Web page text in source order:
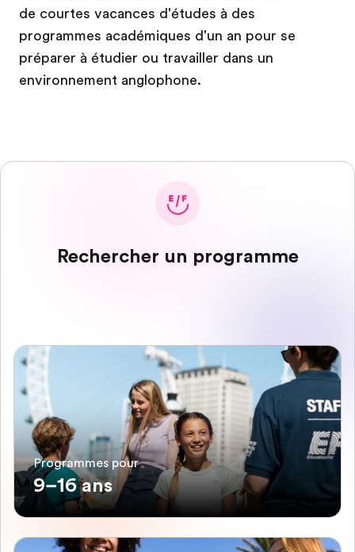
de courtes vacances d'études à des
programmes académiques d'un an pour se
préparer à étudier ou travailler dans un
environnement anglophone.
Rechercher un programme
Programmes pour
9–16 ans